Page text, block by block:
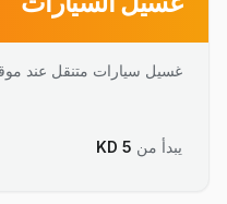
غسيل سيارات متنقل عند
يبدأ من KD 5